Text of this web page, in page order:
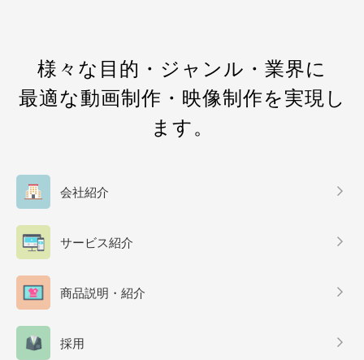
様々な目的・ジャンル・業界に
最適な動画制作・映像制作を実現し
ます。
会社紹介
サービス紹介
商品説明・紹介
採用